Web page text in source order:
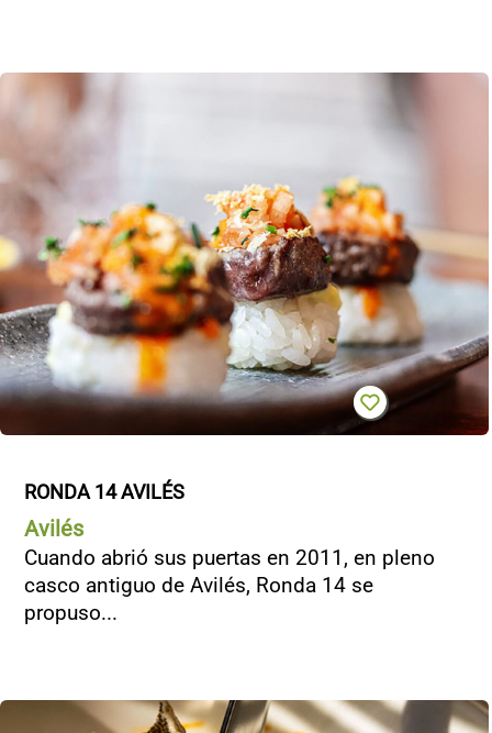
RONDA 14 AVILÉS
Avilés
Cuando abrió sus puertas en 2011, en pleno
casco antiguo de Avilés, Ronda 14 se
propuso...